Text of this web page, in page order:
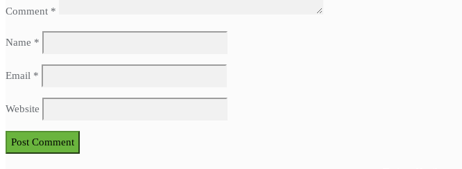
Comment *
Name *
Email *
Website